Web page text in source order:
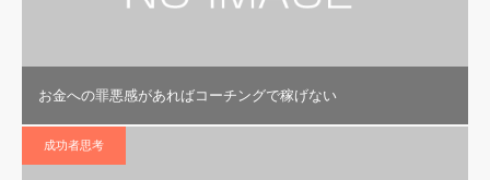
お金への罪悪感があればコーチングで稼げない
成功者思考